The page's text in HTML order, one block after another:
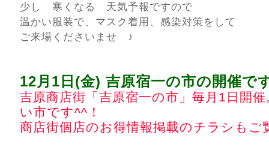
少し 寒くなる 天気予報ですので
温かい服装で、マスク着用、感染対策をして
ご来場くださいませ ♪
12月1日(金) 吉原宿一の市の開催で
吉原商店街「吉原宿一の市」毎月1日開
い市です^^！
商店街個店のお得情報掲載のチラシもご